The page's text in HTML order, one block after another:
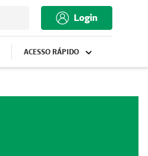
Login
ACESSO RÁPIDO